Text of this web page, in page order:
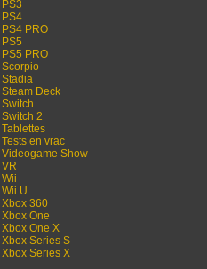
PS3
PS4
PS4 PRO
PS5
PS5 PRO
Scorpio
Stadia
Steam Deck
Switch
Switch 2
Tablettes
Tests en vrac
Videogame Show
VR
Wii
Wii U
Xbox 360
Xbox One
Xbox One X
Xbox Series S
Xbox Series X